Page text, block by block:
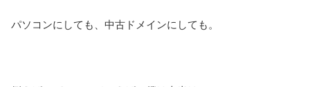
パソコンにしても、中古ドメインにしても。